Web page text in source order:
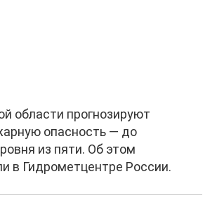
области прогнозируют
опасность — до
из пяти. Об этом
в Гидрометцентре России.